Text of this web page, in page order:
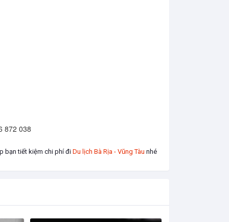
872 038
bạn tiết kiệm chi phí đi Du lịch Bà Rịa - Vũng Tàu nhé